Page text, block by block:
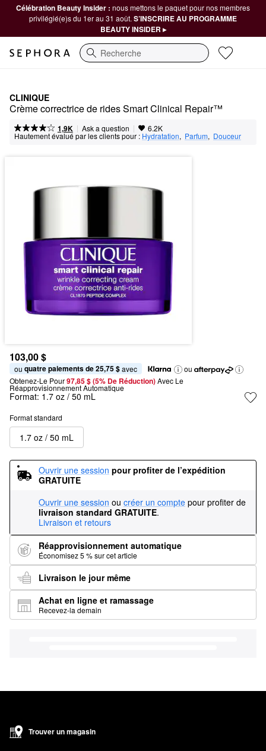
Célébration Beauty Insider : nous mettons le paquet pour nos membres
privilégié(e)s du 1er au 31 août. S’INSCRIRE AU PROGRAMME
BEAUTY INSIDER ▸
Recherche
CLINIQUE
Crème correctrice de rides Smart Clinical Repair™
1,9K | Ask a question | 6.2K
Hautement évalué par les clients pour : Hydratation, Parfum, Douceur
103,00 $
ou quatre paiements de 25,75 $ avec
ou
Obtenez-Le Pour97,85 $ (5% De Réduction) Avec Le
Réapprovisionnement Automatique
Format: 1.7 oz / 50 mL
Format standard
1.7 oz / 50 mL
Ouvrir une session pour profiter de l’expédition
GRATUITE
Ouvrir une session ou créer un compte pour profiter de
livraison standard GRATUITE.
Livraison et retours
Réapprovisionnement automatique
Économisez 5 % sur cet article
Livraison le jour même
Achat en ligne et ramassage
Recevez-la demain
Trouver un magasin